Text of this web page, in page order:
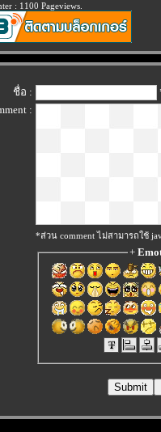
: 1100 Pageviews.
ชื่อ :
:
*ส่วน comment ไม่สามารถใช้
+